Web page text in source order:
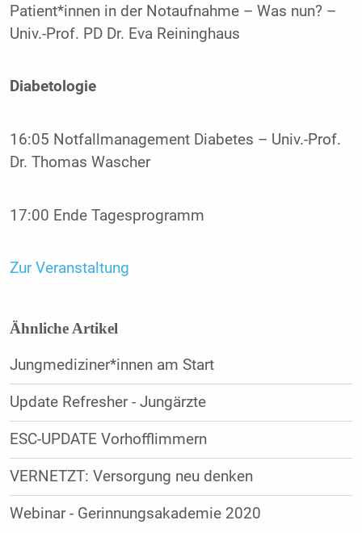
Patient*innen in der Notaufnahme – Was nun? –
Univ.-Prof. PD Dr. Eva Reininghaus
Diabetologie
16:05 Notfallmanagement Diabetes – Univ.-Prof.
Dr. Thomas Wascher
17:00 Ende Tagesprogramm
Zur Veranstaltung
Ähnliche Artikel
Jungmediziner*innen am Start
Update Refresher - Jungärzte
ESC-UPDATE Vorhofflimmern
VERNETZT: Versorgung neu denken
Webinar - Gerinnungsakademie 2020